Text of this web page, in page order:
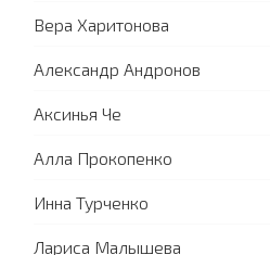
Вера Харитонова
Александр Андронов
Аксинья Че
Алла Прокопенко
Инна Турченко
Лариса Малышева